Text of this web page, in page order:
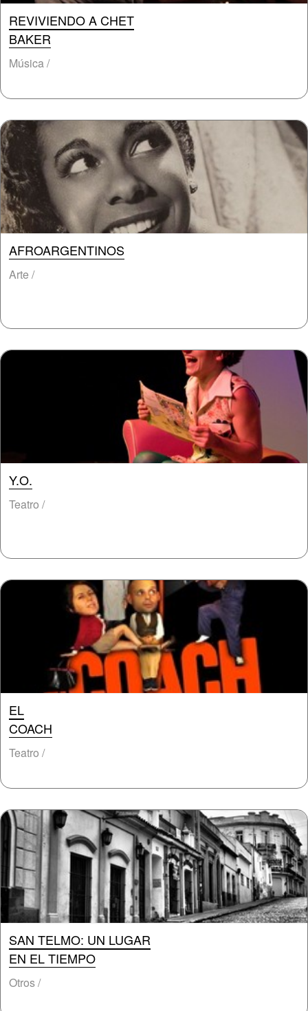
REVIVIENDO A CHET
BAKER
Música /
AFROARGENTINOS
Arte /
Y.O.
Teatro /
EL
COACH
Teatro /
SAN TELMO: UN LUGAR
EN EL TIEMPO
Otros /